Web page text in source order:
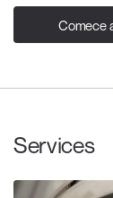
Comece
Services